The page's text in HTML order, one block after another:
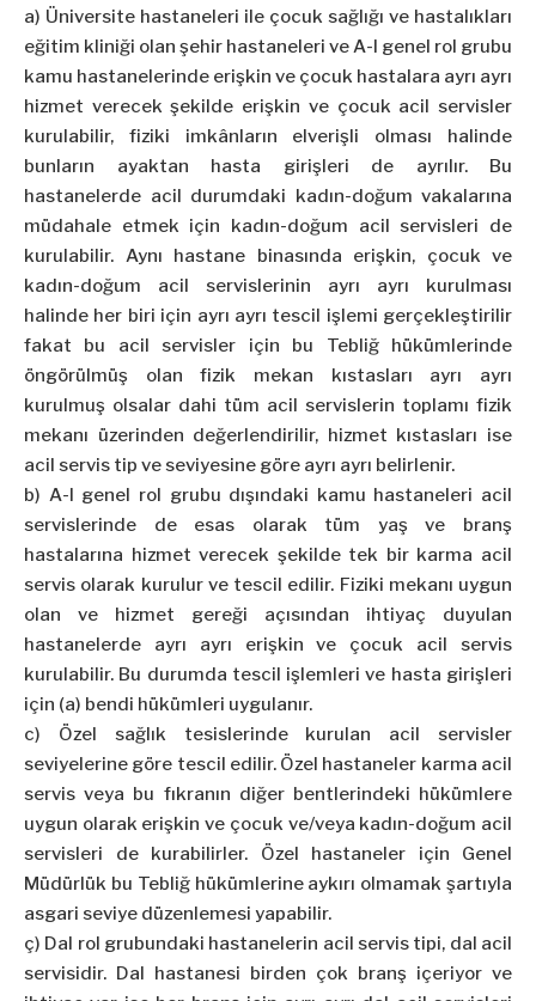
a) Üniversite hastaneleri ile çocuk sağlığı ve hastalıkları
eğitim kliniği olan şehir hastaneleri ve A-I genel rol grubu
kamu hastanelerinde erişkin ve çocuk hastalara ayrı ayrı
hizmet verecek şekilde erişkin ve çocuk acil servisler
kurulabilir, fiziki imkânların elverişli olması halinde
bunların ayaktan hasta girişleri de ayrılır. Bu
hastanelerde acil durumdaki kadın-doğum vakalarına
müdahale etmek için kadın-doğum acil servisleri de
kurulabilir. Aynı hastane binasında erişkin, çocuk ve
kadın-doğum acil servislerinin ayrı ayrı kurulması
halinde her biri için ayrı ayrı tescil işlemi gerçekleştirilir
fakat bu acil servisler için bu Tebliğ hükümlerinde
öngörülmüş olan fizik mekan kıstasları ayrı ayrı
kurulmuş olsalar dahi tüm acil servislerin toplamı fizik
mekanı üzerinden değerlendirilir, hizmet kıstasları ise
acil servis tip ve seviyesine göre ayrı ayrı belirlenir.
b) A-I genel rol grubu dışındaki kamu hastaneleri acil
servislerinde de esas olarak tüm yaş ve branş
hastalarına hizmet verecek şekilde tek bir karma acil
servis olarak kurulur ve tescil edilir. Fiziki mekanı uygun
olan ve hizmet gereği açısından ihtiyaç duyulan
hastanelerde ayrı ayrı erişkin ve çocuk acil servis
kurulabilir. Bu durumda tescil işlemleri ve hasta girişleri
için (a) bendi hükümleri uygulanır.
c) Özel sağlık tesislerinde kurulan acil servisler
seviyelerine göre tescil edilir. Özel hastaneler karma acil
servis veya bu fıkranın diğer bentlerindeki hükümlere
uygun olarak erişkin ve çocuk ve/veya kadın-doğum acil
servisleri de kurabilirler. Özel hastaneler için Genel
Müdürlük bu Tebliğ hükümlerine aykırı olmamak şartıyla
asgari seviye düzenlemesi yapabilir.
ç) Dal rol grubundaki hastanelerin acil servis tipi, dal acil
servisidir. Dal hastanesi birden çok branş içeriyor ve